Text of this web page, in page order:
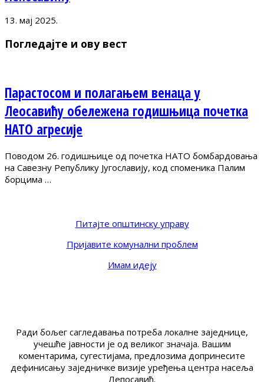
13. мај 2025.
Погледајте и ову вест
Парастосом и полагањем венаца у
Леосавићу обележена годишњица почетка
НАТО агресије
Поводом 26. годишњице од почетка НАТО бомбардовања
на Савезну Републику Југославију, код споменика Палим
борцима …
Питајте општинску управу
Пријавите комунални проблем
Имам идеју
Ради бољег сагледавања потреба локалне заједнице,
учешће јавности је од великог значаја. Вашим
коментарима, сугестијама, предлозима допринесите
дефинисању заједничке визије уређења центра насеља
Лепосавић.